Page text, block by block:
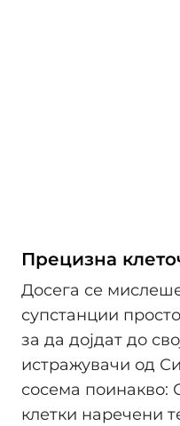
Прецизна
Досега се
супстанции
за да дојдат до
истражувачи од
сосема поинакво:
клетки наречени